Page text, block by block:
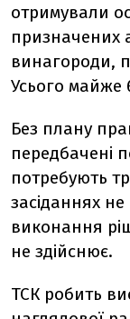
отримували
призначених
винагороди,
Усього майже
Без плану
передбачені
потребують
засіданнях
виконання
не здійснює.
ТСК робить